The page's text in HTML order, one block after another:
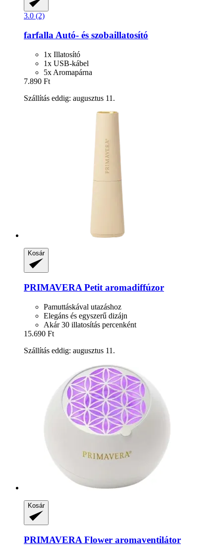
3.0 (2)
farfalla Autó-​ és szobaillatosító
1x Illatosító
1x USB-kábel
5x Aromapárna
7.890 Ft
Szállítás eddig: augusztus 11.
Kosár
PRIMAVERA Petit aromadiffúzor
Pamuttáskával utazáshoz
Elegáns és egyszerű dizájn
Akár 30 illatosítás percenként
15.690 Ft
Szállítás eddig: augusztus 11.
Kosár
PRIMAVERA Flower aromaventilátor